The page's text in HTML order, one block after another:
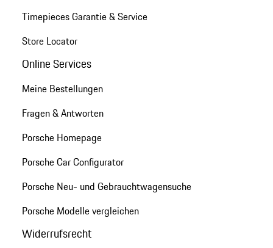
Timepieces Garantie & Service
Store Locator
Online Services
Meine Bestellungen
Fragen & Antworten
Porsche Homepage
Porsche Car Configurator
Porsche Neu- und Gebrauchtwagensuche
Porsche Modelle vergleichen
Widerrufsrecht